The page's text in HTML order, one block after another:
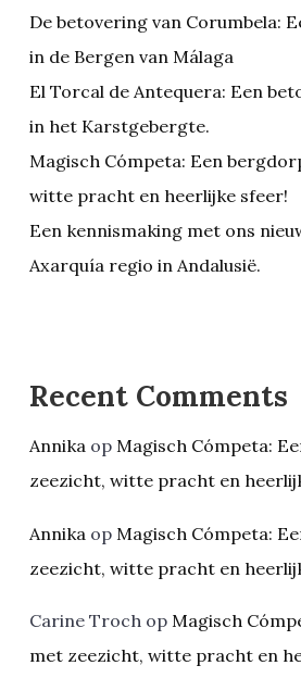
De betovering van Corumbela:
in de Bergen van Málaga
El Torcal de Antequera: Een
in het Karstgebergte.
Magisch Cómpeta: Een
witte pracht en heerlijke sfeer!
Een kennismaking met ons
Axarquía regio in Andalusië.
Recent Comments
Annika op Magisch Cómpeta:
zeezicht, witte pracht en
Annika op Magisch Cómpeta:
zeezicht, witte pracht en
Carine Troch op Magisch
met zeezicht, witte pracht en